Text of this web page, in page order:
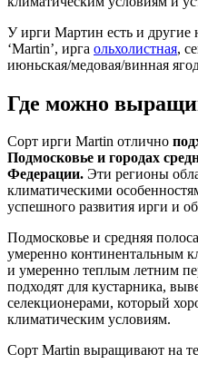
У ирги Мартин есть и другие
‘Martin’, ирга ольхолистная,
июньская/медовая/винная
Где можно
Сорт ирги Martin отлично
Подмосковье и городах
Федерации. Эти регионы
климатическими
успешного развития ирги и
Подмосковье и средняя
умеренно континентальным
и умеренно теплым летним
подходят для кустарника,
селекционерами, который
климатическим условиям.
Сорт Martin выращивают на